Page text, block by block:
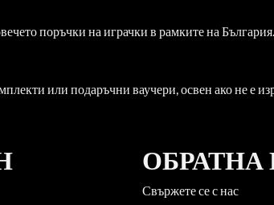
поръчки на играчки в рамките на
или подаръчни ваучери, освен ако не е
ОБРАТНА
Свържете се с нас